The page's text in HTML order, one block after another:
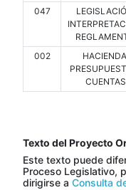
047
002
CUENTAS
Texto del Proyecto
Este texto puede
Proceso Legislativo,
dirigirse a Consulta